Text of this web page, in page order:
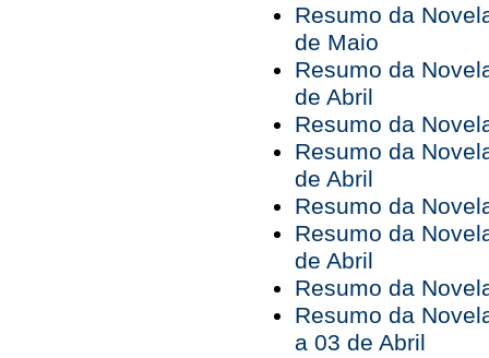
Resumo da
de Maio
Resumo da
de Abril
Resumo da
Resumo da
de Abril
Resumo da
Resumo da
de Abril
Resumo da
Resumo da
a 03 de Abril